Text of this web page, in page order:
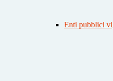
Enti pubblici